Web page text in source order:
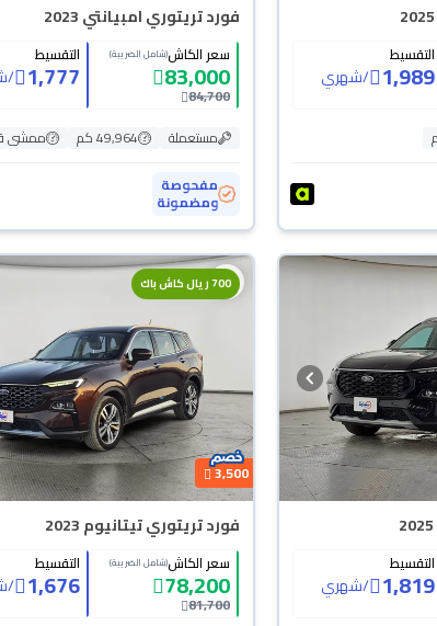
التقسيط
1,989
/شهري
فورد تريتوري امبيانتي 2023
سعر الكاش(شامل الضريبة)
83,000
84,700
التقسيط
1,777
/
مستعملة 49,964 كم
ممشى
مفحوصة
ومضمونة
التقسيط
1,819
/شهري
700 ريال كاش باك
3,500
فورد تريتوري تيتانيوم 2023
سعر الكاش(شامل الضريبة)
78,200
81,700
التقسيط
1,676
/